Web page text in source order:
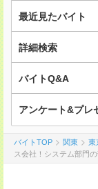
最近見たバイト
詳細検索
バイトQ&A
アンケート&プレ
バイトTOP 関東 東
ス会社！システム部門